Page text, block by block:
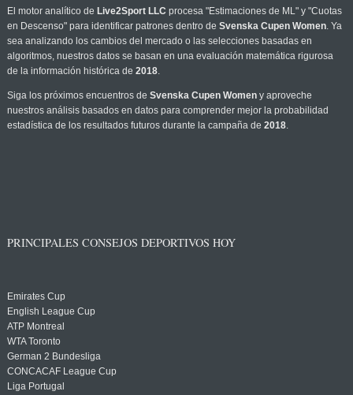
El motor analítico de Live2Sport LLC procesa "Estimaciones de ML" y "Cuotas
en Descenso" para identificar patrones dentro de Svenska Cupen Women. Ya
sea analizando los cambios del mercado o las selecciones basadas en
algoritmos, nuestros datos se basan en una evaluación matemática rigurosa
de la información histórica de 2018.
Siga los próximos encuentros de Svenska Cupen Womeny aproveche
nuestros análisis basados en datos para comprender mejor la probabilidad
estadística de los resultados futuros durante la campaña de 2018.
PRINCIPALES CONSEJOS DEPORTIVOS HOY
Emirates Cup
English League Cup
ATP Montreal
WTA Toronto
German 2 Bundesliga
CONCACAF League Cup
Liga Portugal